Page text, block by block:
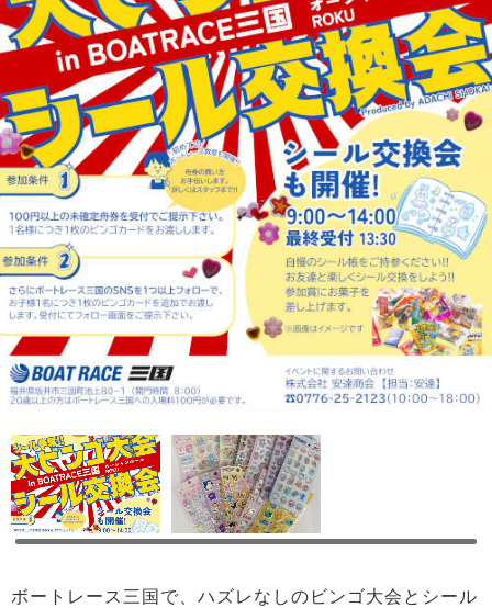
ボートレース三国で、ハズレなしのビンゴ大会とシール